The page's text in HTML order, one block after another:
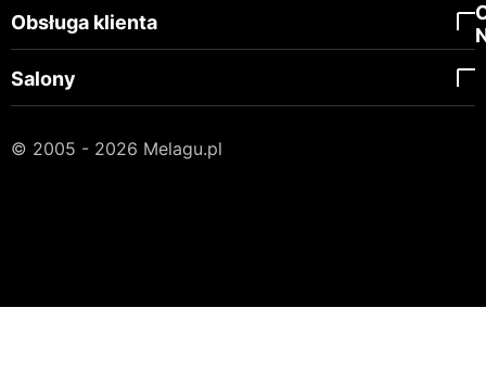
Obsługa klienta
Salony
© 2005 - 2026 Melagu.pl